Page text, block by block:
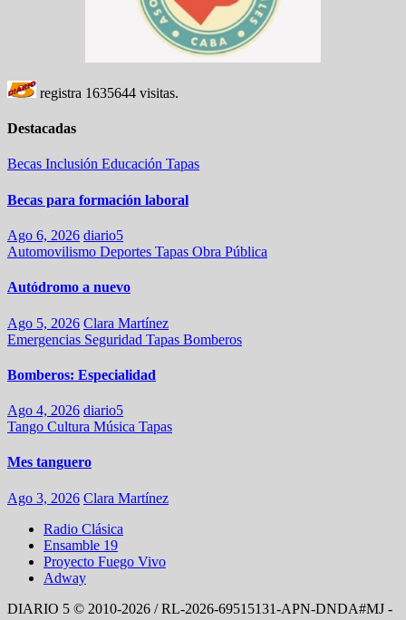
registra 1635644 visitas.
Destacadas
Becas Inclusión Educación Tapas
Becas para formación laboral
Ago 6, 2026 diario5
Automovilismo Deportes Tapas Obra Pública
Autódromo a nuevo
Ago 5, 2026 Clara Martínez
Emergencias Seguridad Tapas Bomberos
Bomberos: Especialidad
Ago 4, 2026 diario5
Tango Cultura Música Tapas
Mes tanguero
Ago 3, 2026 Clara Martínez
Radio Clásica
Ensamble 19
Proyecto Fuego Vivo
Adway
DIARIO 5 © 2010-2026 / RL-2026-69515131-APN-DNDA#MJ -